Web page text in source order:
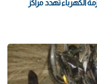
الكهرباء تهدد مراكز